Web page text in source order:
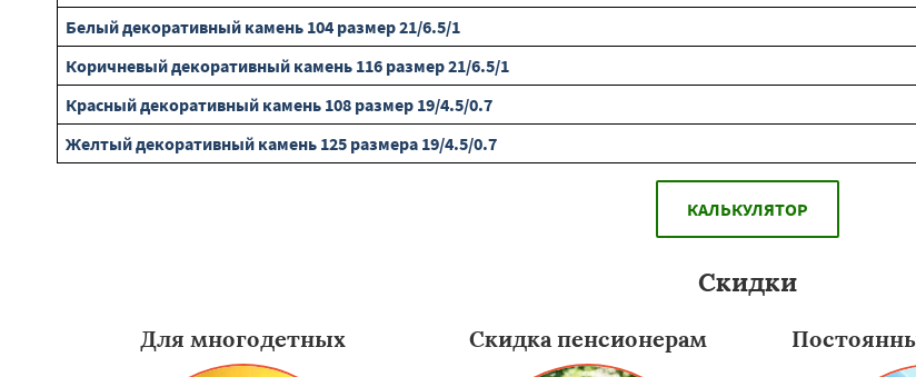
Белый декоративный камень 104 размер 21/6.5/1
Коричневый декоративный камень 116 размер 21/6.5/1
Красный декоративный камень 108 размер 19/4.5/0.7
Желтый декоративный камень 125 размера 19/4.5/0.7
КАЛЬКУЛЯТОР
Скидки
Для многодетных Скидка пенсионерам